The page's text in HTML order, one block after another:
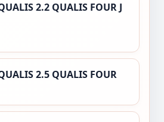
2.2 QUALIS FOUR J
2.5 QUALIS FOUR